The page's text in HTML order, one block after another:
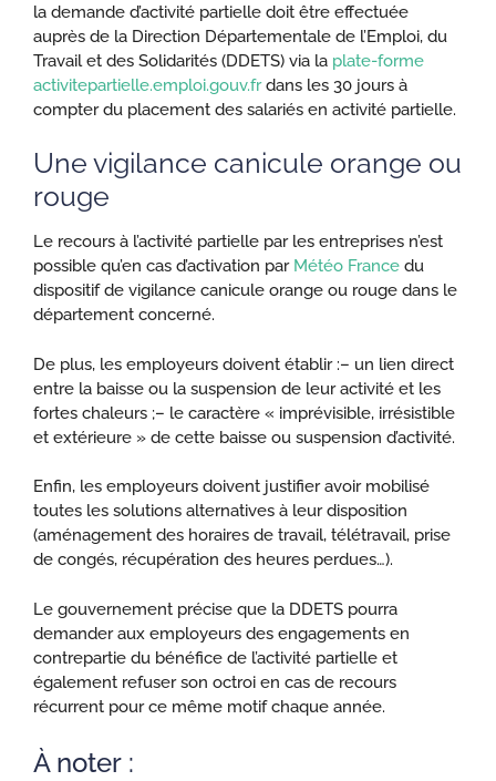
la demande d’activité partielle doit être effectuée
auprès de la Direction Départementale de l’Emploi, du
Travail et des Solidarités (DDETS) via la plate-forme
activitepartielle.emploi.gouv.frdans les 30 jours à
compter du placement des salariés en activité partielle.
Une vigilance canicule orange ou
rouge
Le recours à l’activité partielle par les entreprises n’est
possible qu’en cas d’activation par Météo France du
dispositif de vigilance canicule orange ou rouge dans le
département concerné.
De plus, les employeurs doivent établir :– un lien direct
entre la baisse ou la suspension de leur activité et les
fortes chaleurs ;– le caractère « imprévisible, irrésistible
et extérieure » de cette baisse ou suspension d’activité.
Enfin, les employeurs doivent justifier avoir mobilisé
toutes les solutions alternatives à leur disposition
(aménagement des horaires de travail, télétravail, prise
de congés, récupération des heures perdues…).
Le gouvernement précise que la DDETS pourra
demander aux employeurs des engagements en
contrepartie du bénéfice de l’activité partielle et
également refuser son octroi en cas de recours
récurrent pour ce même motif chaque année.
À noter :